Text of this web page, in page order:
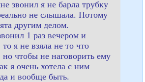
звонил я не барла трубку
не слышала. Потому
другим делом.
1 раз вечером и
я не взяла не то что
но чтобы не наговорить ему
я очень хотела с ним
и вообще быть.